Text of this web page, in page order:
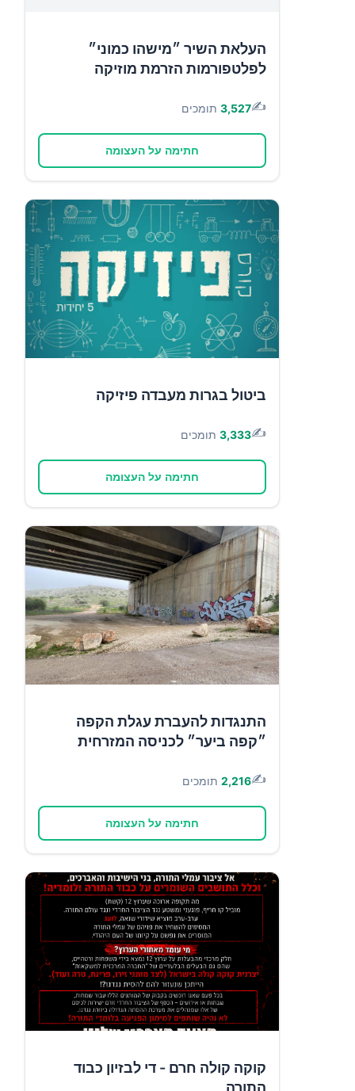
העלאת השיר ״מישהו כמוני״
לפלטפורמות הזרמת מוזיקה
✍️
3,527 תומכים
חתימה על העצומה
ביטול בגרות מעבדה פיזיקה
✍️
3,333 תומכים
חתימה על העצומה
התנגדות להעברת עגלת הקפה
״קפה ביער״ לכניסה המזרחית
✍️
2,216 תומכים
חתימה על העצומה
קוקה קולה חרם - די לבזיון כבוד
התורה